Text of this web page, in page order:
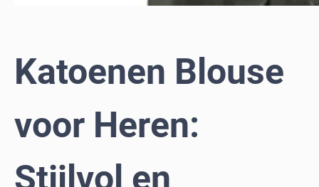
Katoenen Blouse
voor Heren:
Stijlvol en